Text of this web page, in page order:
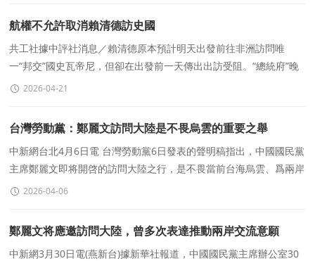
航權不允許取消賴清德訪史國
共工社據中評社消息／賴清德原本預計明天出發前往非洲訪問唯
一“邦交”國史瓦帝尼，但卻在出發前一天傳出出訪受阻。“總統府”晚
間緊急召開記者會，“總統府”秘書長潘孟安出席說明
2026-04-21
台灣勞動黨：鄭麗文訪問大陸是不畏烏雲的重要之舉
中新網台北4月6日電 台灣勞動黨6日發表的聲明稿指出，中國國民黨
主席鄭麗文即将開啓的訪問大陸之行，是不畏當前台海烏雲、爲兩岸
重啓對話的重要之舉。該黨對此表示積極肯定與支
2026-04-06
鄭麗文将應邀訪問大陸，曾多次表達推動兩岸交流意願
中新網3月30日電(燕新台)據新華社報道，中國國民黨主席辦公室30